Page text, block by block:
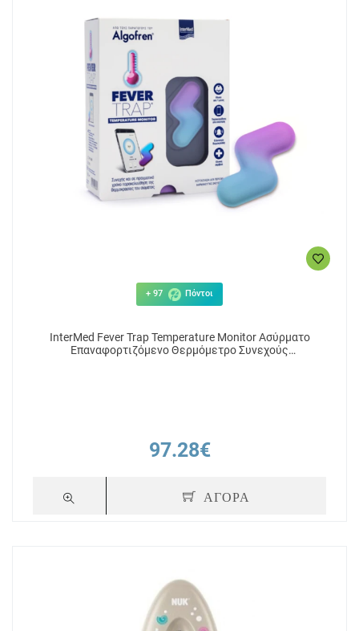
+ 97 Πόντοι
InterMed Fever Trap Temperature Monitor Ασύρματο
Επαναφορτιζόμενο Θερμόμετρο Συνεχούς
97.28€
ΑΓΟΡΑ